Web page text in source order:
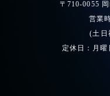
〒710-0055
営業
(土日
定休日：月曜